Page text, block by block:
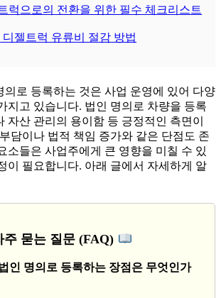
럭으로의 전환을 위한 필수 체크리스트
디젤트럭 유류비 절감 방법
의로 등록하는 것은 사업 운영에 있어 다양
지고 있습니다. 법인 명의로 차량을 등록
자산 관리의 용이함 등 긍정적인 측면이
담이나 법적 책임 증가와 같은 단점도 존
소들은 사업주에게 큰 영향을 미칠 수 있
이 필요합니다. 아래 글에서 자세하게 알
주 묻는 질문 (FAQ)
인 명의로 등록하는 장점은 무엇인가